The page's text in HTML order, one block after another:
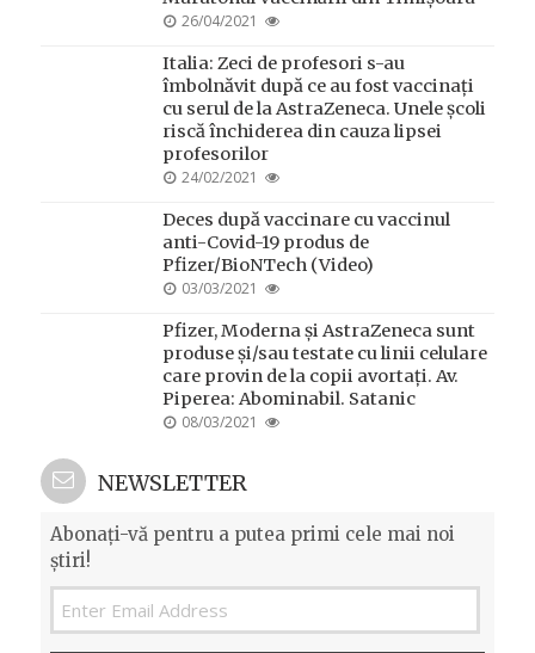
POSTED
26/04/2021
Italia: Zeci de profesori s-au
îmbolnăvit după ce au fost vaccinați
cu serul de la AstraZeneca. Unele școli
riscă închiderea din cauza lipsei
profesorilor
POSTED
24/02/2021
Deces după vaccinare cu vaccinul
anti-Covid-19 produs de
Pfizer/BioNTech (Video)
POSTED
03/03/2021
Pfizer, Moderna și AstraZeneca sunt
produse și/sau testate cu linii celulare
care provin de la copii avortați. Av.
Piperea: Abominabil. Satanic
POSTED
08/03/2021
NEWSLETTER
Abonați-vă pentru a putea primi cele mai noi
știri!